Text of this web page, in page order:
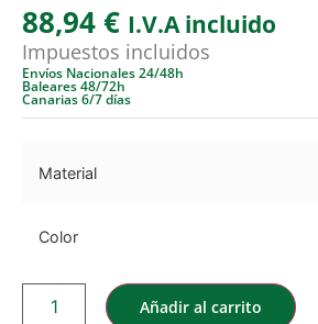
88,94€ I.V.A incluido
Impuestos incluidos
Envíos Nacionales 24/48h
Baleares 48/72h
Canarias 6/7 días
Material
Color
Añadir al carrito